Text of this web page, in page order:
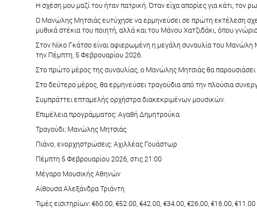
Η σχέση μου μαζί του ήταν πατρική. Όταν είχα απορίες για κάτι, τον
Ο Μανώλης Μητσιάς ευτύχησε να ερμηνεύσει σε πρώτη εκτέλεση
μυθικά στέκια του ποιητή, αλλά και του Μάνου Χατζιδάκι, όπου
Στον Νίκο Γκάτσο είναι αφιερωμένη η μεγάλη συναυλία του Μανώλη
την Πέμπτη, 5 Φεβρουαρίου 2026.
Στο πρώτο μέρος της συναυλίας, ο Μανώλης Μητσιάς θα
Στο δεύτερο μέρος, θα ερμηνεύσει τραγούδια από την πλούσια
Συμπράττει επταμελής ορχήστρα διακεκριμένων μουσικών.
Επιμέλεια προγράμματος: Αγαθή Δημητρούκα
Τραγούδι: Μανώλης Μητσιάς
Πιάνο, ενορχηστρώσεις: Αχιλλέας Γουάστωρ
Πέμπτη 5 Φεβρουαρίου 2026, στις 21:00
Μέγαρο Μουσικής Αθηνών
Αίθουσα Αλεξάνδρα Τριάντη
Τιμές εισιτηρίων: €60.00, €52.00, €42.00, €34.00, €26.00, €16.00,